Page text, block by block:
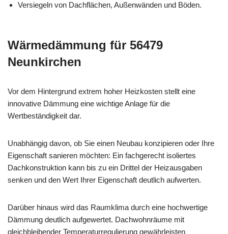
Versiegeln von Dachflächen, Außenwänden und Böden.
Wärmedämmung für 56479
Neunkirchen
Vor dem Hintergrund extrem hoher Heizkosten stellt eine
innovative Dämmung eine wichtige Anlage für die
Wertbeständigkeit dar.
Unabhängig davon, ob Sie einen Neubau konzipieren oder Ihre
Eigenschaft sanieren möchten: Ein fachgerecht isoliertes
Dachkonstruktion kann bis zu ein Drittel der Heizausgaben
senken und den Wert Ihrer Eigenschaft deutlich aufwerten.
Darüber hinaus wird das Raumklima durch eine hochwertige
Dämmung deutlich aufgewertet. Dachwohnräume mit
gleichbleibender Temperaturregulierung gewährleisten